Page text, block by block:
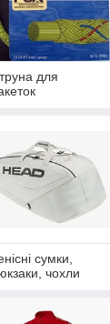
для
сумки,
чохли